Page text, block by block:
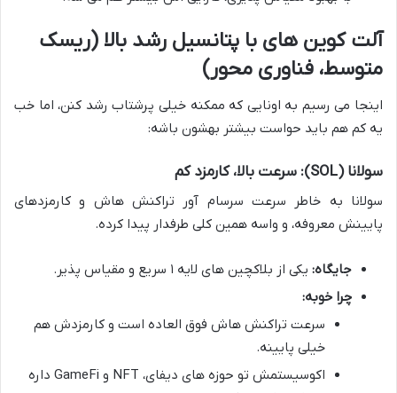
آلت کوین های با پتانسیل رشد بالا (ریسک
متوسط، فناوری محور)
اینجا می رسیم به اونایی که ممکنه خیلی پرشتاب رشد کنن، اما خب
یه کم هم باید حواست بیشتر بهشون باشه:
سولانا (SOL): سرعت بالا، کارمزد کم
سولانا به خاطر سرعت سرسام آور تراکنش هاش و کارمزدهای
پایینش معروفه، و واسه همین کلی طرفدار پیدا کرده.
جایگاه: یکی از بلاکچین های لایه ۱ سریع و مقیاس پذیر.
چرا خوبه:
سرعت تراکنش هاش فوق العاده است و کارمزدش هم
خیلی پایینه.
اکوسیستمش تو حوزه های دیفای، NFT و GameFi داره